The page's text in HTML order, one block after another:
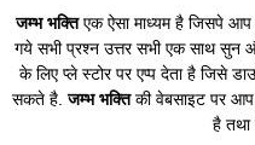
जम्भ भक्तिएक ऐसा माध्यम है जिसपे आप
गये सभी प्रश्न उत्तर सभी एक साथ
के लिए प्ले स्टोर पर एप्प देता है
सकते है.जम्भ भक्तिकी वेबसाइट पर आप
है